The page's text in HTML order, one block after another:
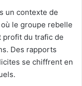
un contexte de
le groupe rebelle
profit du trafic de
Des rapports
se chiffrent en